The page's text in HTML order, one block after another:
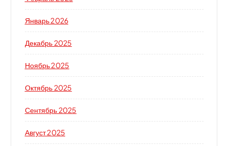
Январь 2026
Декабрь 2025
Ноябрь 2025
Октябрь 2025
Сентябрь 2025
Август 2025